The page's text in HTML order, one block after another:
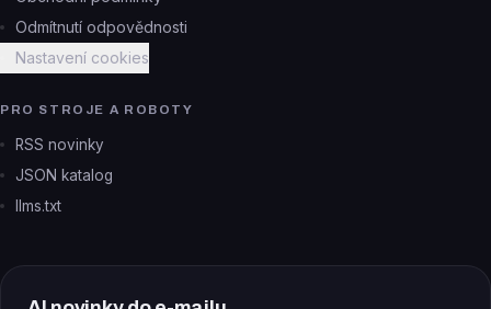
Odmítnutí odpovědnosti
Nastavení cookies
PRO STROJE A ROBOTY
RSS novinky
JSON katalog
llms.txt